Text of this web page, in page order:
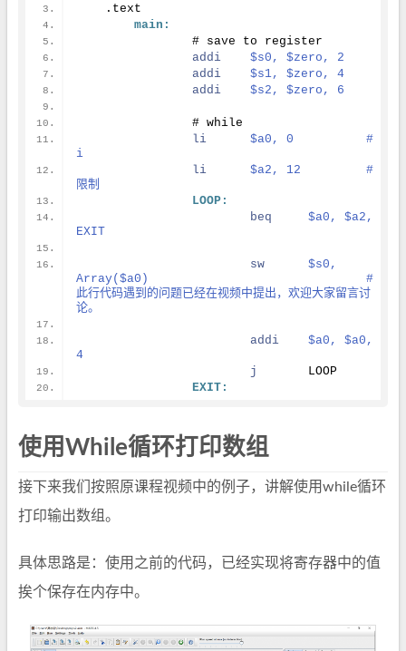
    .text
main:
    		# save to register
addi
$s0, $zero, 2
addi
$s1, $zero, 4
addi
$s2, $zero, 6
    		# while
li
$a0, 0		#
i
li
$a2, 12		#
限制
LOOP:
beq
$a0, $a2,
EXIT
sw
$s0,
Array($a0)				#
此行代码遇到的问题已经在视频中提出，欢迎大家留言讨
论。
addi
$a0, $a0,
4
j
	LOOP
EXIT:
使用While循环打印数组
接下来我们按照原课程视频中的例子，讲解使用while循环
打印输出数组。
具体思路是：使用之前的代码，已经实现将寄存器中的值
挨个保存在内存中。